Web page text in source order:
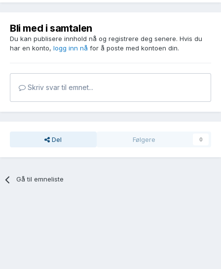
Bli med i samtalen
Du kan publisere innhold nå og registrere deg senere. Hvis du
har en konto, logg inn nå for å poste med kontoen din.
Skriv svar til emnet...
Del Følgere 0
Gå til emneliste